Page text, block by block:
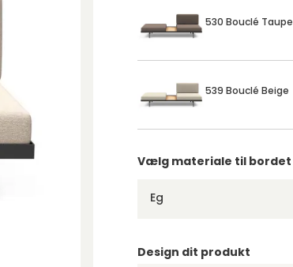
530 Bouclé Taupe
539 Bouclé Beige
Vælg materiale til bordet
Eg
Design dit produkt